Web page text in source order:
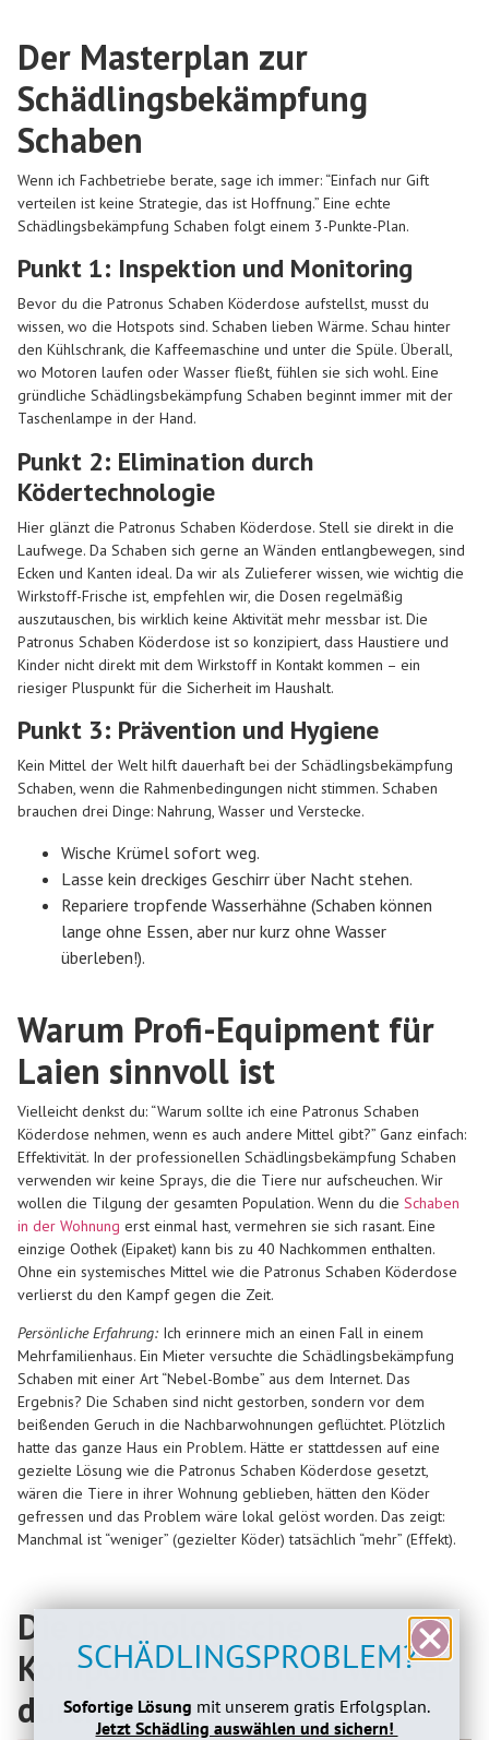
Der Masterplan zur
Schädlingsbekämpfung
Schaben
Wenn ich Fachbetriebe berate, sage ich immer: “Einfach nur Gift
verteilen ist keine Strategie, das ist Hoffnung.” Eine echte
Schädlingsbekämpfung Schaben folgt einem 3-Punkte-Plan.
Punkt 1: Inspektion und Monitoring
Bevor du die Patronus Schaben Köderdose aufstellst, musst du
wissen, wo die Hotspots sind. Schaben lieben Wärme. Schau hinter
den Kühlschrank, die Kaffeemaschine und unter die Spüle. Überall,
wo Motoren laufen oder Wasser fließt, fühlen sie sich wohl. Eine
gründliche Schädlingsbekämpfung Schaben beginnt immer mit der
Taschenlampe in der Hand.
Punkt 2: Elimination durch
Ködertechnologie
Hier glänzt die Patronus Schaben Köderdose. Stell sie direkt in die
Laufwege. Da Schaben sich gerne an Wänden entlangbewegen, sind
Ecken und Kanten ideal. Da wir als Zulieferer wissen, wie wichtig die
Wirkstoff-Frische ist, empfehlen wir, die Dosen regelmäßig
auszutauschen, bis wirklich keine Aktivität mehr messbar ist. Die
Patronus Schaben Köderdose ist so konzipiert, dass Haustiere und
Kinder nicht direkt mit dem Wirkstoff in Kontakt kommen – ein
riesiger Pluspunkt für die Sicherheit im Haushalt.
Punkt 3: Prävention und Hygiene
Kein Mittel der Welt hilft dauerhaft bei der Schädlingsbekämpfung
Schaben, wenn die Rahmenbedingungen nicht stimmen. Schaben
brauchen drei Dinge: Nahrung, Wasser und Verstecke.
Wische Krümel sofort weg.
Lasse kein dreckiges Geschirr über Nacht stehen.
Repariere tropfende Wasserhähne (Schaben können
lange ohne Essen, aber nur kurz ohne Wasser
überleben!).
Warum Profi-Equipment für
Laien sinnvoll ist
Vielleicht denkst du: “Warum sollte ich eine Patronus Schaben
Köderdose nehmen, wenn es auch andere Mittel gibt?” Ganz einfach:
Effektivität. In der professionellen Schädlingsbekämpfung Schaben
verwenden wir keine Sprays, die die Tiere nur aufscheuchen. Wir
wollen die Tilgung der gesamten Population. Wenn du die Schaben
in der Wohnung erst einmal hast, vermehren sie sich rasant. Eine
einzige Oothek (Eipaket) kann bis zu 40 Nachkommen enthalten.
Ohne ein systemisches Mittel wie die Patronus Schaben Köderdose
verlierst du den Kampf gegen die Zeit.
Persönliche Erfahrung: Ich erinnere mich an einen Fall in einem
Mehrfamilienhaus. Ein Mieter versuchte die Schädlingsbekämpfung
Schaben mit einer Art “Nebel-Bombe” aus dem Internet. Das
Ergebnis? Die Schaben sind nicht gestorben, sondern vor dem
beißenden Geruch in die Nachbarwohnungen geflüchtet. Plötzlich
hatte das ganze Haus ein Problem. Hätte er stattdessen auf eine
gezielte Lösung wie die Patronus Schaben Köderdose gesetzt,
wären die Tiere in ihrer Wohnung geblieben, hätten den Köder
gefressen und das Problem wäre lokal gelöst worden. Das zeigt:
Manchmal ist “weniger” (gezielter Köder) tatsächlich “mehr” (Effekt).
Die psychologische
Komponente: Endlich wieder
durchatmen
SCHÄDLINGSPROBLEM?
Sofortige Lösung mit unserem gratis Erfolgsplan.
Jetzt Schädling auswählen und sichern!